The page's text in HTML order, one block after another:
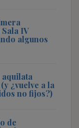
IV
algunos
¿vuelve a la
no fijos?)
de